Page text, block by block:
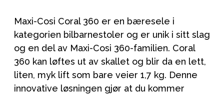
Maxi-Cosi Coral 360 er en bæresele i
kategorien bilbarnestoler og er unik i sitt slag
og en del av Maxi-Cosi 360-familien. Coral
360 kan løftes ut av skallet og blir da en lett,
liten, myk lift som bare veier 1,7 kg. Denne
innovative løsningen gjør at du kommer